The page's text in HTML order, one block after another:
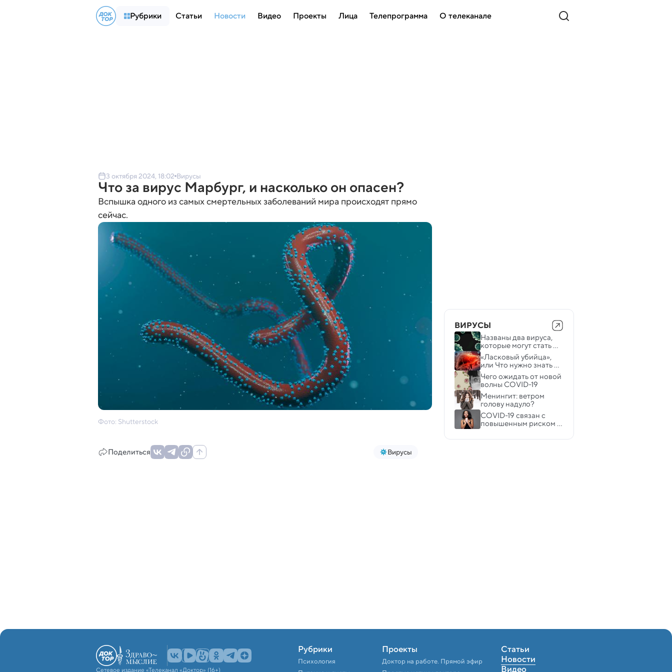
Рубрики Статьи Новости Видео Проекты Лица Телепрограмма О телеканале
3 октября 2024, 18:02 Вирусы
Что за вирус Марбург, и насколько он опасен?
Вспышка одного из самых смертельных заболеваний мира происходят прямо
сейчас.
Фото: Shutterstock
Поделиться Вирусы
ВИРУСЫ
Названы два вируса,
которые могут стать
следующей глобальной
угрозой
«Ласковый убийца»,
или Что нужно знать
про гепатит
Чего ожидать от новой
волны COVID-19
Менингит: ветром
голову надуло?
COVID-19 связан с
повышенным риском
аутоиммунных
заболеваний: новое
Сетевое издание «Телеканал «Доктор» (16+)
Рубрики
Психология
Проекты
Доктор на работе. Прямой эфир
Статьи
Новости
Видео